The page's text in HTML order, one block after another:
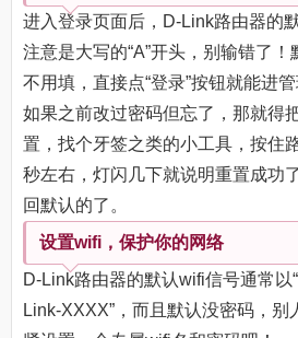
进入登录页面后，D-Link路由器的
注意是大写的“A”开头，别输错了
不用填，直接点“登录”按钮就能进管
如果之前改过密码但忘了，那就得
置，找个牙签之类的小工具，按住
秒左右，灯闪几下就说明重置成功
回默认的了。
设置wifi，保护你的网络
D-Link路由器的默认wifi信号通常以
Link-XXXX”，而且默认没密码，